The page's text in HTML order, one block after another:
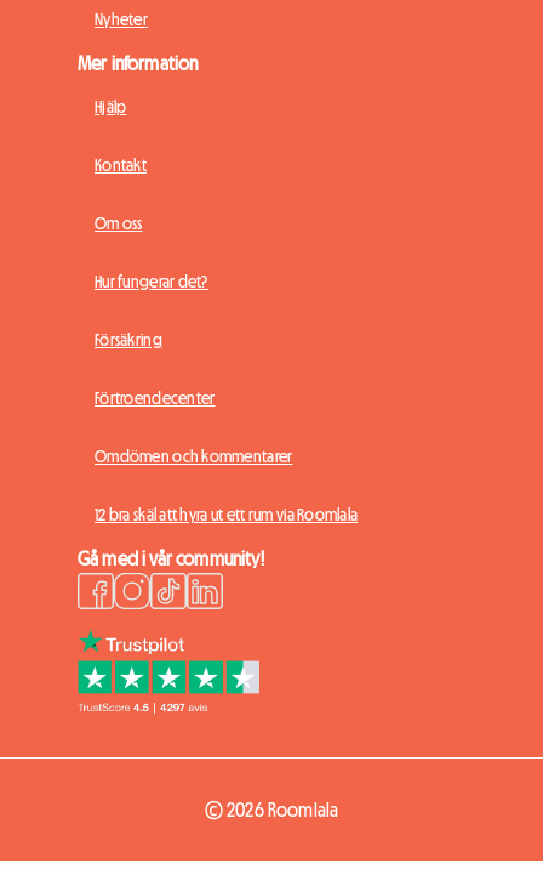
Nyheter
Mer information
Hjälp
Kontakt
Om oss
Hur fungerar det?
Försäkring
Förtroendecenter
Omdömen och kommentarer
12 bra skäl att hyra ut ett rum via Roomlala
Gå med i vår community!
© 2026 Roomlala